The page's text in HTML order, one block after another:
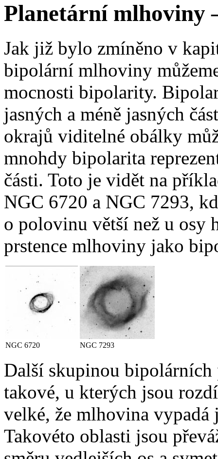
Planetární mlhoviny
Jak již bylo zmíněno v
bipolární mlhoviny
mocnosti bipolarity.
jasných a méně jasných
okrajů viditelné obálky
mnohdy bipolarita
části. Toto je vidět na
NGC 6720 a NGC 7293,
o polovinu větší než u osy
prstence mlhoviny jako
NGC 6720 NGC 7293
Další skupinou
takové, u kterých jsou
velké, že mlhovina vypadá
Takovéto oblasti jsou